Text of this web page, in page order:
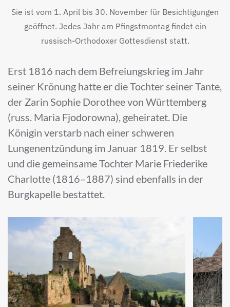
Sie ist vom 1. April bis 30. November für Besichtigungen
geöffnet. Jedes Jahr am Pfingstmontag findet ein
russisch-Orthodoxer Gottesdienst statt.
Erst 1816 nach dem Befreiungskrieg im Jahr
seiner Krönung hatte er die Tochter seiner Tante,
der Zarin Sophie Dorothee von Württemberg
(russ. Maria Fjodorowna), geheiratet. Die
Königin verstarb nach einer schweren
Lungenentzündung im Januar 1819. Er selbst
und die gemeinsame Tochter Marie Friederike
Charlotte (1816–1887) sind ebenfalls in der
Burgkapelle bestattet.